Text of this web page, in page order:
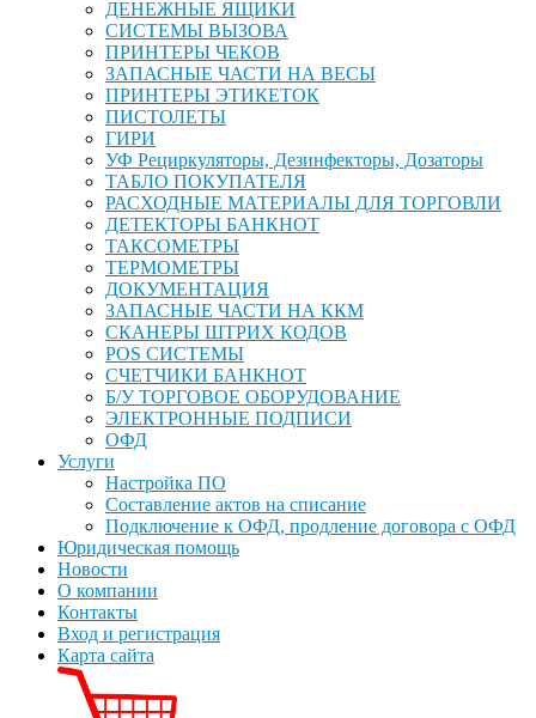
ДЕНЕЖНЫЕ ЯЩИКИ
СИСТЕМЫ ВЫЗОВА
ПРИНТЕРЫ ЧЕКОВ
ЗАПАСНЫЕ ЧАСТИ НА ВЕСЫ
ПРИНТЕРЫ ЭТИКЕТОК
ПИСТОЛЕТЫ
ГИРИ
УФ Рециркуляторы, Дезинфекторы, Дозаторы
ТАБЛО ПОКУПАТЕЛЯ
РАСХОДНЫЕ МАТЕРИАЛЫ ДЛЯ ТОРГОВЛИ
ДЕТЕКТОРЫ БАНКНОТ
ТАКСОМЕТРЫ
ТЕРМОМЕТРЫ
ДОКУМЕНТАЦИЯ
ЗАПАСНЫЕ ЧАСТИ НА ККМ
СКАНЕРЫ ШТРИХ КОДОВ
POS СИСТЕМЫ
СЧЕТЧИКИ БАНКНОТ
Б/У ТОРГОВОЕ ОБОРУДОВАНИЕ
ЭЛЕКТРОННЫЕ ПОДПИСИ
ОФД
Услуги
Настройка ПО
Составление актов на списание
Подключение к ОФД, продление договора с ОФД
Юридическая помощь
Новости
О компании
Контакты
Вход и регистрация
Карта сайта